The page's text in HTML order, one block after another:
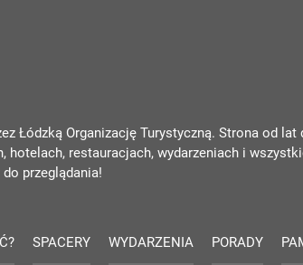
Łódzką Organizację Turystyczną. Strona od lat
restauracjach, wydarzeniach i
przeglądania!
SPACERY WYDARZENIA PORADY